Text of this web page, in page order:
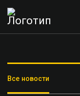
Все новости